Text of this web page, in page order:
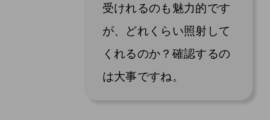
受けれるのも魅力的です
が、どれくらい照射して
くれるのか？確認するの
は大事ですね。